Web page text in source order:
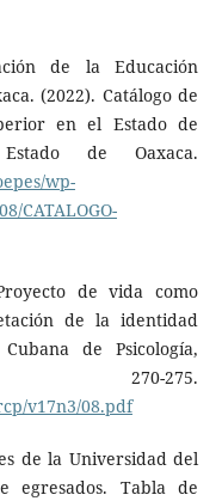
de la Educación
(2022). Catálogo de
en el Estado de
de Oaxaca.
wp-
CATALOGO-
de vida como
de la identidad
de Psicología,
275.
v17n3/08.pdf
de la Universidad del
egresados. Tabla de